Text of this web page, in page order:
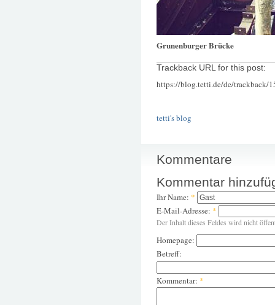
Grunenburger Brücke
Trackback URL for this post:
https://blog.tetti.de/de/trackback/
tetti's blog
Kommentare
Kommentar
Ihr Name: *
E-Mail-Adresse: *
Der Inhalt dieses Feldes wird nicht
Homepage:
Betreff:
Kommentar: *